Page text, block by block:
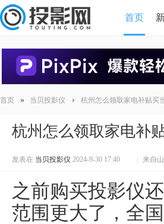
首页
首页 » 当贝投影仪 › 杭州怎么领取家电补贴买
杭州怎么领取家电补
发表在 当贝投影仪 2024-9-30 17:40 来自
之前购买投影仪
范围更大了，全